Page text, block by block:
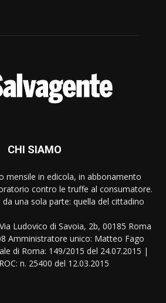
CHI SIAMO
mensile in edicola, in abbonamento
contro le truffe al consumatore.
una sola parte: quella del cittadino
Ludovico di Savoia, 2b, 00185 Roma
Amministratore unico: Matteo Fago
di Roma: 149/2015 del 24.07.2015 |
n. 25400 del 12.03.2015